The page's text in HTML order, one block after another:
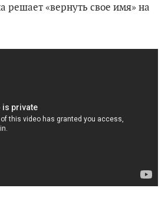
решает «вернуть свое имя» на